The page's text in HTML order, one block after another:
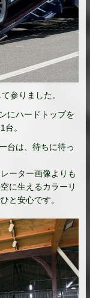
参りました。
にハードトップを
。
台は、待ちに待っ
ーター画像よりも
に生えるカラーリ
と安心です。